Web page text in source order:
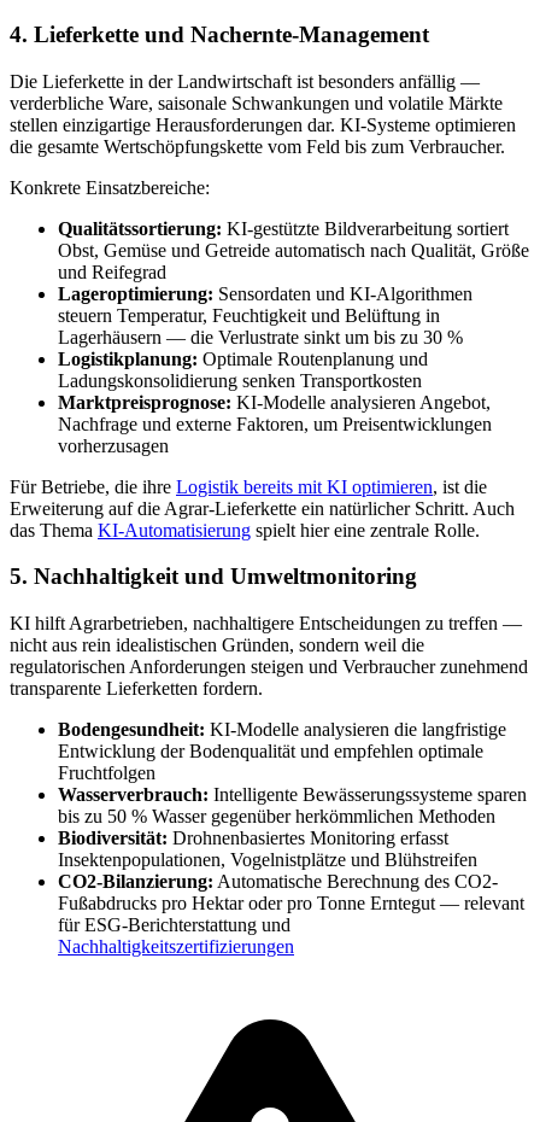
4. Lieferkette und Nachernte-Management
Die Lieferkette in der Landwirtschaft ist besonders anfällig —
verderbliche Ware, saisonale Schwankungen und volatile Märkte
stellen einzigartige Herausforderungen dar. KI-Systeme optimieren
die gesamte Wertschöpfungskette vom Feld bis zum Verbraucher.
Konkrete Einsatzbereiche:
Qualitätssortierung: KI-gestützte Bildverarbeitung sortiert
Obst, Gemüse und Getreide automatisch nach Qualität, Größe
und Reifegrad
Lageroptimierung: Sensordaten und KI-Algorithmen
steuern Temperatur, Feuchtigkeit und Belüftung in
Lagerhäusern — die Verlustrate sinkt um bis zu 30 %
Logistikplanung: Optimale Routenplanung und
Ladungskonsolidierung senken Transportkosten
Marktpreisprognose: KI-Modelle analysieren Angebot,
Nachfrage und externe Faktoren, um Preisentwicklungen
vorherzusagen
Für Betriebe, die ihre Logistik bereits mit KI optimieren, ist die
Erweiterung auf die Agrar-Lieferkette ein natürlicher Schritt. Auch
das Thema KI-Automatisierung spielt hier eine zentrale Rolle.
5. Nachhaltigkeit und Umweltmonitoring
KI hilft Agrarbetrieben, nachhaltigere Entscheidungen zu treffen —
nicht aus rein idealistischen Gründen, sondern weil die
regulatorischen Anforderungen steigen und Verbraucher zunehmend
transparente Lieferketten fordern.
Bodengesundheit: KI-Modelle analysieren die langfristige
Entwicklung der Bodenqualität und empfehlen optimale
Fruchtfolgen
Wasserverbrauch: Intelligente Bewässerungssysteme sparen
bis zu 50 % Wasser gegenüber herkömmlichen Methoden
Biodiversität: Drohnenbasiertes Monitoring erfasst
Insektenpopulationen, Vogelnistplätze und Blühstreifen
CO2-Bilanzierung: Automatische Berechnung des CO2-
Fußabdrucks pro Hektar oder pro Tonne Erntegut — relevant
für ESG-Berichterstattung und
Nachhaltigkeitszertifizierungen